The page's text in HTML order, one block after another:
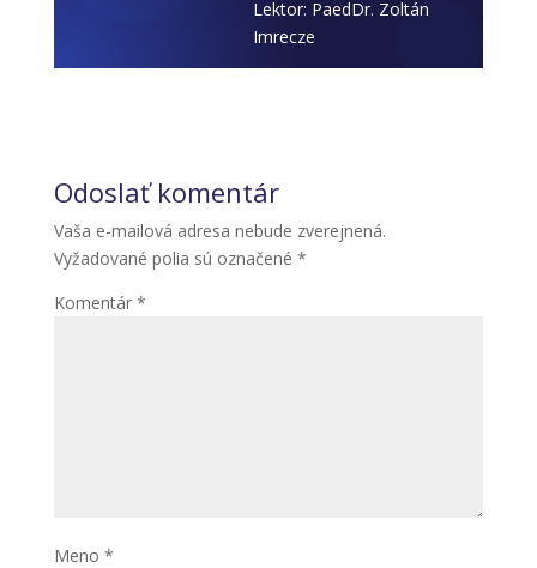
Lektor: PaedDr. Zoltán
Imrecze
Odoslať komentár
Vaša e-mailová adresa nebude zverejnená.
Vyžadované polia sú označené *
Komentár *
Meno *